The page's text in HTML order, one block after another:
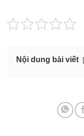
Nội dung bài viết